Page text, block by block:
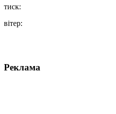
тиск:
вітер:
Реклама